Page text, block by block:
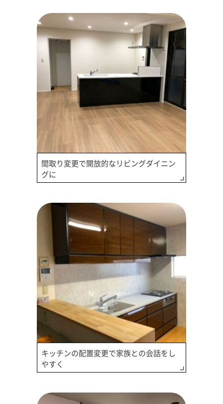
間取り変更で開放的なリビングダイニン
グに
キッチンの配置変更で家族との会話をし
やすく